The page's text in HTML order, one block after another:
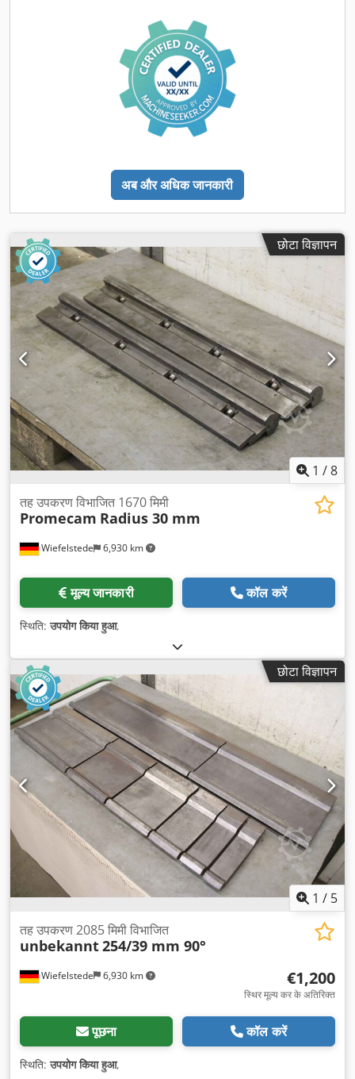
अब और अधिक जानकारी
छोटा विज्ञापन
1 /8
Wiefelstede 6,930 km
तह उपकरण विभाजित 1670 मिमी
Promecam Radius 30 mm
मूल्य जानकारी कॉल करें
स्थिति:उपयोग किया हुआ,
छोटा विज्ञापन
1 / 5
Wiefelstede 6,930 km
तह उपकरण 2085 मिमी विभाजित
unbekannt254/39 mm 90°
€1,200
स्थिर मूल्य कर के अतिरिक्त
पूछना कॉल करें
स्थिति:उपयोग किया हुआ,